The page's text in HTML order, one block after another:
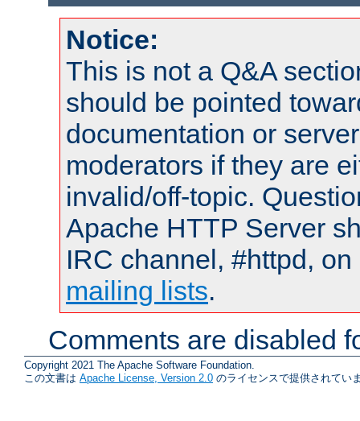
Notice:
This is not a Q&A
should be pointed
documentation or
moderators if they are
invalid/off-topic.
Apache HTTP Server
IRC channel, #httpd,
mailing lists.
Comments are disabled
Copyright 2021 The Apache Software Foundation.
この文書は Apache License, Version 2.0 のライセンスで提供されてい